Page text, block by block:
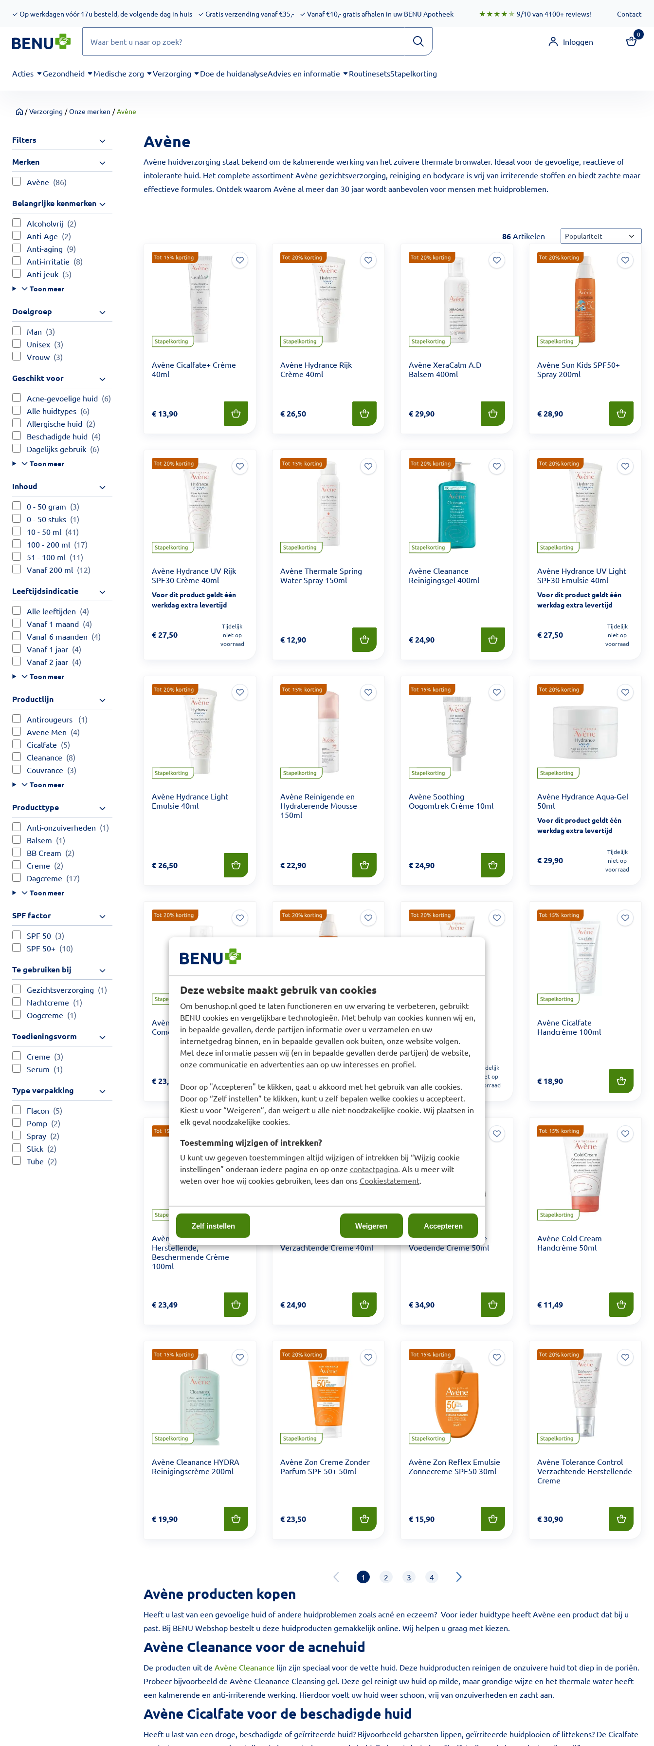
Deze website maakt gebruik van cookies
Om benushop.nl goed te laten functioneren en uw ervaring te verbeteren, gebruikt
BENU cookies en vergelijkbare technologieën. Met behulp van cookies kunnen wij en,
in bepaalde gevallen, derde partijen informatie over u verzamelen en uw
internetgedrag binnen, en in bepaalde gevallen ook buiten, onze website volgen.
Met deze informatie passen wij (en in bepaalde gevallen derde partijen) de website,
onze communicatie en advertenties aan op uw interesses en profiel.
Door op "Accepteren" te klikken, gaat u akkoord met het gebruik van alle cookies.
Door op “Zelf instellen” te klikken, kunt u zelf bepalen welke cookies u accepteert.
Kiest u voor “Weigeren”, dan weigert u alle niet-noodzakelijke cookie. Wij plaatsen in
elk geval noodzakelijke cookies.
Toestemming wijzigen of intrekken?
U kunt uw gegeven toestemmingen altijd wijzigen of intrekken bij “Wijzig cookie
instellingen” onderaan iedere pagina en op onze contactpagina. Als u meer wilt
weten over hoe wij cookies gebruiken, lees dan ons Cookiestatement.
Zelf instellen Weigeren Accepteren
✓ Op werkdagen vóór 17u besteld, de volgende dag in huis ✓ Gratis verzending vanaf €35,- ✓ Vanaf €10,- gratis afhalen in uw BENU Apotheek ★★★★ ★ 9/10 van 4100+ reviews! Contact
Inloggen
0
Acties Gezondheid Medische zorg Verzorging Doe de huidanalyseAdvies en informatie RoutinesetsStapelkorting
Home
/ Verzorging / Onze merken / Avène
Filters
Merken
Avène (86)
Belangrijke kenmerken
Alcoholvrij (2)
Anti-Age (2)
Anti-aging (9)
Anti-irritatie (8)
Anti-jeuk (5)
Toon meer
Doelgroep
Man (3)
Unisex (3)
Vrouw (3)
Geschikt voor
Acne-gevoelige huid (6)
Alle huidtypes (6)
Allergische huid (2)
Beschadigde huid (4)
Dagelijks gebruik (6)
Toon meer
Inhoud
0 - 50 gram (3)
0 - 50 stuks (1)
10 - 50 ml (41)
100 - 200 ml (17)
51 - 100 ml (11)
Vanaf 200 ml (12)
Leeftijdsindicatie
Alle leeftijden (4)
Vanaf 1 maand (4)
Vanaf 6 maanden (4)
Vanaf 1 jaar (4)
Vanaf 2 jaar (4)
Toon meer
Productlijn
Antirougeurs
(1)
Avene Men (4)
Cicalfate (5)
Cleanance (8)
Couvrance (3)
Toon meer
Producttype
Anti-onzuiverheden (1)
Balsem (1)
BB Cream (2)
Creme (2)
Dagcreme (17)
Toon meer
SPF factor
SPF 50 (3)
SPF 50+ (10)
Te gebruiken bij
Gezichtsverzorging (1)
Nachtcreme (1)
Oogcreme (1)
Toedieningsvorm
Creme (3)
Serum (1)
Type verpakking
Flacon (5)
Pomp (2)
Spray (2)
Stick (2)
Tube (2)
Avène
Avène huidverzorging staat bekend om de kalmerende werking van het zuivere thermale bronwater. Ideaal voor de gevoelige, reactieve of
intolerante huid. Het complete assortiment Avène gezichtsverzorging, reiniging en bodycare is vrij van irriterende stoffen en biedt zachte maar
effectieve formules. Ontdek waarom Avène al meer dan 30 jaar wordt aanbevolen voor mensen met huidproblemen.
86Artikelen Sorteermethode
Avène Cicalfate+ Crème
40ml
Prijs: € 13,90
€ 13,90
Avène Hydrance Rijk
Crème 40ml
Prijs: € 26,50
€26,50
Avène XeraCalm A.D
Balsem 400ml
Prijs: € 29,90
€29,90
Avène Sun Kids SPF50+
Spray 200ml
Prijs: € 28,90
€28,90
Avène Hydrance UV Rijk
SPF30 Crème 40ml
Voor dit product geldt één
werkdag extra levertijd
Prijs: € 27,50
€27,50
Tijdelijk
niet op
voorraad
Avène Thermale Spring
Water Spray 150ml
Prijs: € 12,90
€ 12,90
Avène Cleanance
Reinigingsgel 400ml
Prijs: € 24,90
€24,90
Avène Hydrance UV Light
SPF30 Emulsie 40ml
Voor dit product geldt één
werkdag extra levertijd
Prijs: € 27,50
€27,50
Tijdelijk
niet op
voorraad
Avène Hydrance Light
Emulsie 40ml
Prijs: € 26,50
€26,50
Avène Reinigende en
Hydraterende Mousse
150ml
Prijs: € 22,90
€22,90
Avène Soothing
Oogomtrek Crème 10ml
Prijs: € 24,90
€24,90
Avène Hydrance Aqua-Gel
50ml
Voor dit product geldt één
werkdag extra levertijd
Prijs: € 29,90
€29,90
Tijdelijk
niet op
voorraad
Avène Cleanance
Comedomed 30ml
Prijs: € 23,90
€23,90
Avène sun protection 50+
200ml
Avène XeraCalm A.D.
Balsem 200ml
Tijdelijk
niet op
voorraad
Avène Cicalfate
Handcrème 100ml
Prijs: € 18,90
€ 18,90
Avène Cicalfate+
Herstellende,
Beschermende Crème
100ml
Prijs: € 23,49
€23,49
Avène Cleanance HYDRA
Verzachtende Creme 40ml
Prijs: € 24,90
€24,90
Avene Revitaliserende
Voedende Creme 50ml
Prijs: € 34,90
€34,90
Avène Cold Cream
Handcrème 50ml
Prijs: € 11,49
€ 11,49
Avène Cleanance HYDRA
Reinigingscrème 200ml
Prijs: € 19,90
€ 19,90
Avène Zon Creme Zonder
Parfum SPF 50+ 50ml
Prijs: € 23,50
€23,50
Avène Zon Reflex Emulsie
Zonnecreme SPF50 30ml
Prijs: € 15,90
€ 15,90
Avène Tolerance Control
Verzachtende Herstellende
Creme
Prijs: € 30,90
€30,90
1 2 3 4
Avène producten kopen
Heeft u last van een gevoelige huid of andere huidproblemen zoals acné en eczeem? Voor ieder huidtype heeft Avène een product dat bij u
past. Bij BENU Webshop bestelt u deze huidproducten gemakkelijk online. Wij helpen u graag met kiezen.
Avène Cleanance voor de acnehuid
De producten uit de Avène Cleanance lijn zijn speciaal voor de vette huid. Deze huidproducten reinigen de onzuivere huid tot diep in de poriën.
Probeer bijvoorbeeld de Avène Cleanance Cleansing gel. Deze gel reinigt uw huid op milde, maar grondige wijze en het thermale water heeft
een kalmerende en anti-irriterende werking. Hierdoor voelt uw huid weer schoon, vrij van onzuiverheden en zacht aan.
Avène Cicalfate voor de beschadigde huid
Heeft u last van een droge, beschadigde of geïrriteerde huid? Bijvoorbeeld gebarsten lippen, geïrriteerde huidplooien of littekens? De Cicalfate